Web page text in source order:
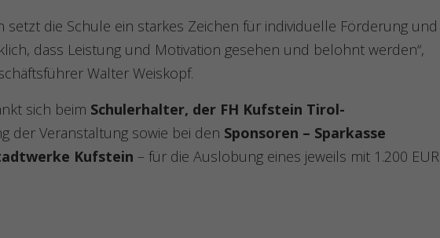
setzt die Schule ein starkes Zeichen für individuelle Förderung und
dass Leistung und Motivation gesehen und belohnt werden“,
Walter Weiskopf.
sich beim Schulerhalter, der FH Kufstein Tirol-
der Veranstaltung sowie bei den Sponsoren – Sparkasse
Kufstein – für die Auslobung eines jeweils mit 1.200 EUR